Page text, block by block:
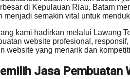
di Kepulauan Riau, Batam
menjadi semakin vital untuk
kami hadirkan melalui Lawang
website profesional,
website yang menarik dan
Jasa Pembuatan